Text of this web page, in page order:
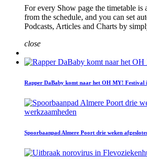
For every Show page the timetable is
from the schedule, and you can set
Podcasts, Articles and Charts by
close
Rapper DaBaby komt naar het OH MY! Festival
Spoorbaanpad Almere Poort drie weken